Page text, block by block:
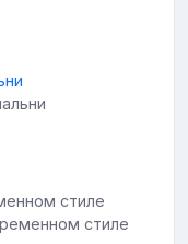
стиле